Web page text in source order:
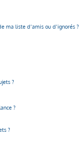
ma liste d’amis ou d’ignorés ?
?
?
?